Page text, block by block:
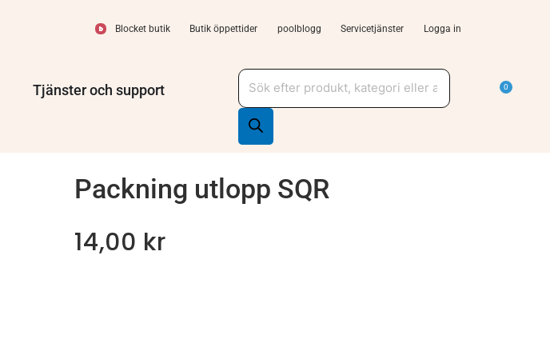
Blocket butik Butik öppettider poolblogg Servicetjänster Logga in
Öppna Reservdelar
Tjänster och support Öppna Tjänster och support
Produktsökning 0
Packning utlopp SQR
14,00 kr